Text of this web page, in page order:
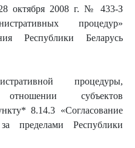
октября 2008 г. № 433-З
процедур»
Республики Беларусь
процедуры,
субъектов
8.14.3 «Согласование
пределами Республики